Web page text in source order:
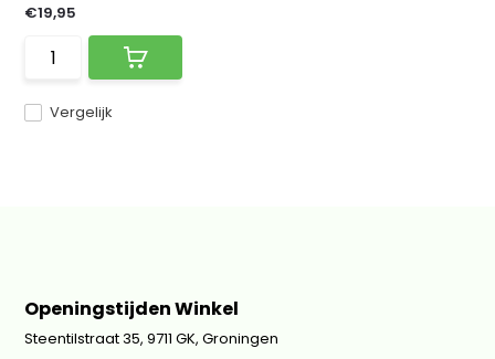
Vergelijk
€19,95
Openingstijden Winkel
Steentilstraat 35, 9711 GK, Groningen